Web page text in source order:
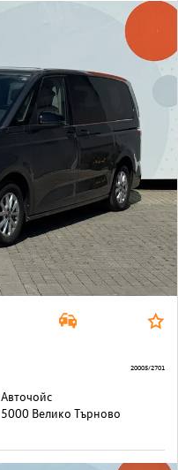
Авточойс
5000 Велико Търново
20005/2701